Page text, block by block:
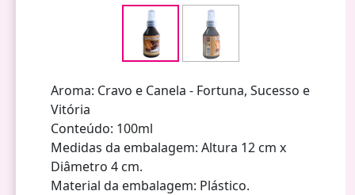
Aroma: Cravo e Canela - Fortuna, Sucesso e
Vitória
Conteúdo: 100ml
Medidas da embalagem: Altura 12 cm x
Diâmetro 4 cm.
Material da embalagem: Plástico.